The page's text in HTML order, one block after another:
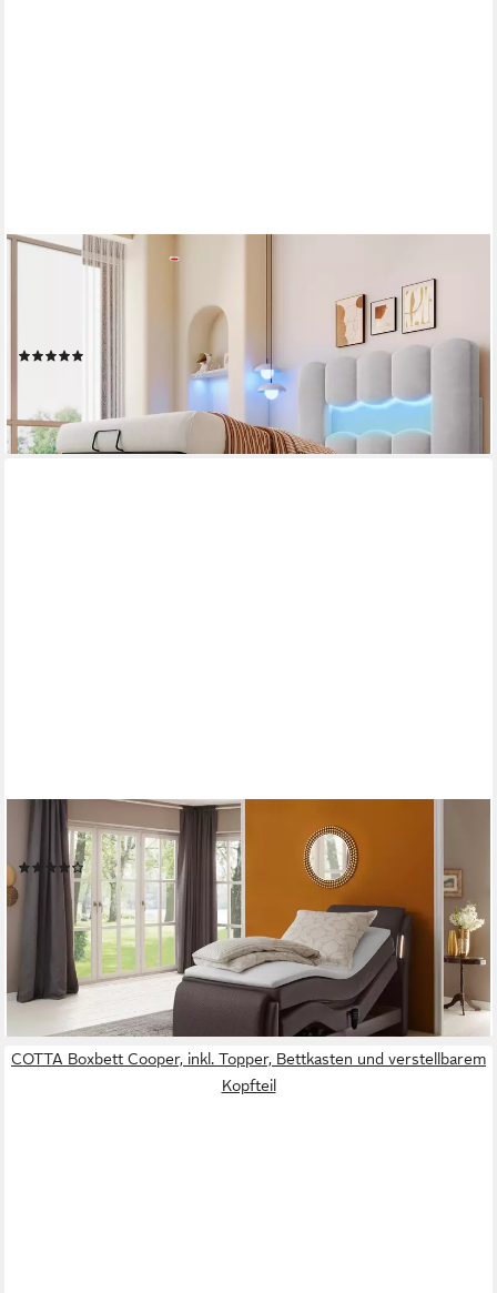
TAVILAECON
Boxspringbett Polsterbett mit Hydraulikvorrichtung und
verstellbarem Kopfteil (1-St), mit LED-Beleuchtung, ohne
Matratze, 90×200cm
(1)
UVP
lieferbar - in 6-7 Werktagen bei dir
HOME AFFAIRE
Boxspringbett Messina2, Liegekomfort elektrisch Verstellbar
(25)
ab 1.231,36 € UVP 1.699,00 €
lieferbar in 8 Wochen
COTTA Boxbett Cooper, inkl. Topper, Bettkasten und verstellbarem
Kopfteil